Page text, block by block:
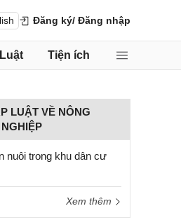
Đăng ký/ Đăng nhập
Tiện ích
LUẬT VỀ NÔNG
nuôi trong khu dân cư
Xem thêm